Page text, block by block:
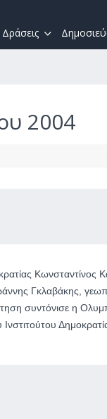
Δράσεις
2004
Κωνσταντίνος
Γκλαβάκης,
συντόνισε η